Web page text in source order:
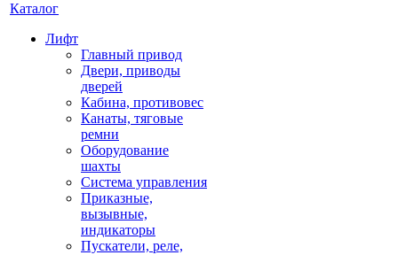
Каталог
Лифт
Главный привод
Двери, приводы
дверей
Кабина, противовес
Канаты, тяговые
ремни
Оборудование
шахты
Система управления
Приказные,
вызывные,
индикаторы
Пускатели, реле,